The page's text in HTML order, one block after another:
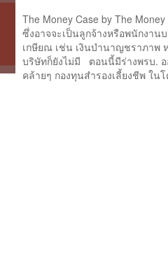
The Money Case by The
ซึ่งอาจจะเป็นลูกจ้างหรือพนักงาน
เกษียณ เช่น เงินบำนาญชราภาพ
บริษัทก็ยังไม่มี ตอนนี้มีร่างพรบ.
คล้ายๆ กองทุนสำรองเลี้ยงชีพ ใน